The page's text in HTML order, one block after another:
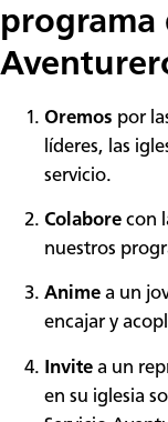
programa
Oremos por
líderes, las
servicio.
Colabore con
nuestros
Anime a un
encajar y
Invite a un
en su iglesia